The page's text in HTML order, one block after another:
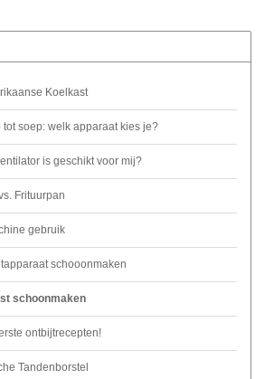
Koelkast
tot soep: welk apparaat kies je?
is geschikt voor mij?
Frituurpan
gebruik
schooonmaken
schoonmaken
ontbijtrecepten!
Tandenborstel